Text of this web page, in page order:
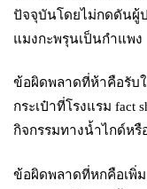
ปัจจุบันโดยไม่กดดันผู้
แมงกะพรุนเป็นกำแพง
ข้อผิดพลาดที่ห้าคือรับ
กระเป๋าที่โรงแรม fact
กิจกรรมทางน้ำไกด์หรื
ข้อผิดพลาดที่หกคือเพิ่ม